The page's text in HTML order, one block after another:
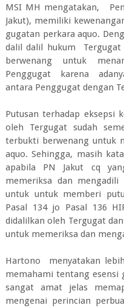
MSI MH mengatakan,
Jakut), memiliki
gugatan perkara aquo.
dalil dalil hukum Tergugat
berwenang untuk
Penggugat karena
antara Penggugat dengan
Putusan terhadap eksepsi
oleh Tergugat sudah
terbukti berwenang untuk
aquo. Sehingga, masih
apabila PN Jakut cq
memeriksa dan
untuk untuk memberi
Pasal 134 jo Pasal 136
didalilkan oleh Tergugat
untuk memeriksa dan
Hartono menyatakan
memahami tentang esensi
sangat amat jelas
mengenai perincian